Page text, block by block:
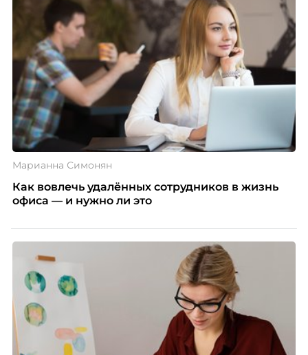
Марианна Симонян
Как вовлечь удалённых сотрудников в жизнь
офиса — и нужно ли это